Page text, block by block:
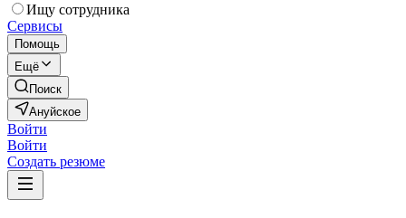
Ищу сотрудника
Сервисы
Помощь
Ещё
Поиск
Ануйское
Войти
Войти
Создать резюме